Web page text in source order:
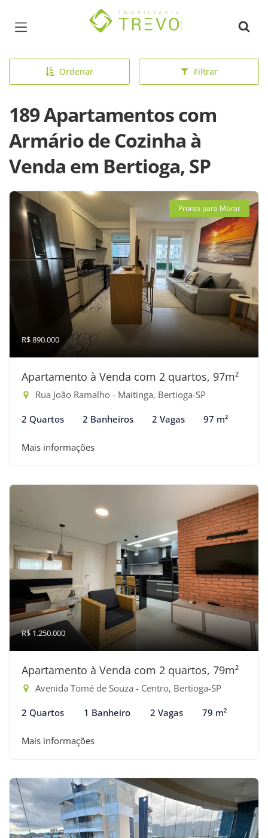
Página inicial
Ordenar Filtrar
189 Apartamentos com
Armário de Cozinha à
Venda em Bertioga, SP
Pronto para Morar
R$ 890.000
Apartamento à Venda com 2 quartos, 97m²
Rua João Ramalho - Maitinga, Bertioga-SP
2 Quartos 2 Banheiros 2 Vagas 97 m²
Mais informações
R$ 1.250.000
Apartamento à Venda com 2 quartos, 79m²
Avenida Tomé de Souza - Centro, Bertioga-SP
2 Quartos 1 Banheiro 2 Vagas 79 m²
Mais informações